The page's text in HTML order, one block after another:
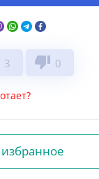
3 thumb_down 0